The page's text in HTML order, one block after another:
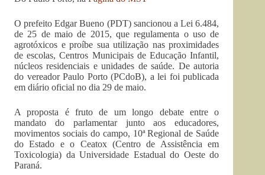
O prefeito Edgar Bueno (PDT) sancionou a Lei 6.484,
de 25 de maio de 2015, que regulamenta o uso de
agrotóxicos e proíbe sua utilização nas proximidades
de escolas, Centros Municipais de Educação Infantil,
núcleos residenciais e unidades de saúde. De autoria
do vereador Paulo Porto (PCdoB), a lei foi publicada
em diário oficial no dia 29 de maio.
A proposta é fruto de um longo debate entre o
mandato do parlamentar junto aos educadores,
movimentos sociais do campo, 10ª Regional de Saúde
do Estado e o Ceatox (Centro de Assistência em
Toxicologia) da Universidade Estadual do Oeste do
Paraná.